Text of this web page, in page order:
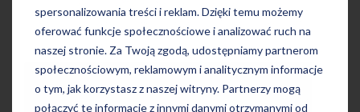
spersonalizowania treści i reklam. Dzięki temu możemy
oferować funkcje społecznościowe i analizować ruch na
naszej stronie. Za Twoją zgodą, udostępniamy partnerom
społecznościowym, reklamowym i analitycznym informacje
o tym, jak korzystasz z naszej witryny. Partnerzy mogą
połączyć te informacje z innymi danymi otrzymanymi od